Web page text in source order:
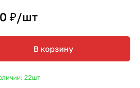
₽/шт
В корзину
22шт